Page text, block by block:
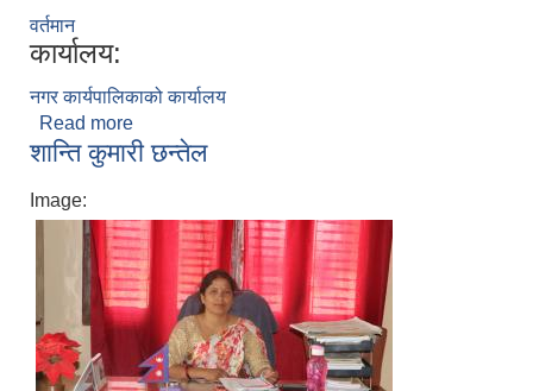
वर्तमान
कार्यालय:
नगर कार्यपालिकाको कार्यालय
Read more
शान्ति कुमारी छन्तेल
Image: